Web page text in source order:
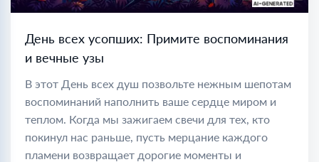
День всех усопших: Примите воспоминания
и вечные узы
В этот День всех душ позвольте нежным шепотам
воспоминаний наполнить ваше сердце миром и
теплом. Когда мы зажигаем свечи для тех, кто
покинул нас раньше, пусть мерцание каждого
пламени возвращает дорогие моменты и